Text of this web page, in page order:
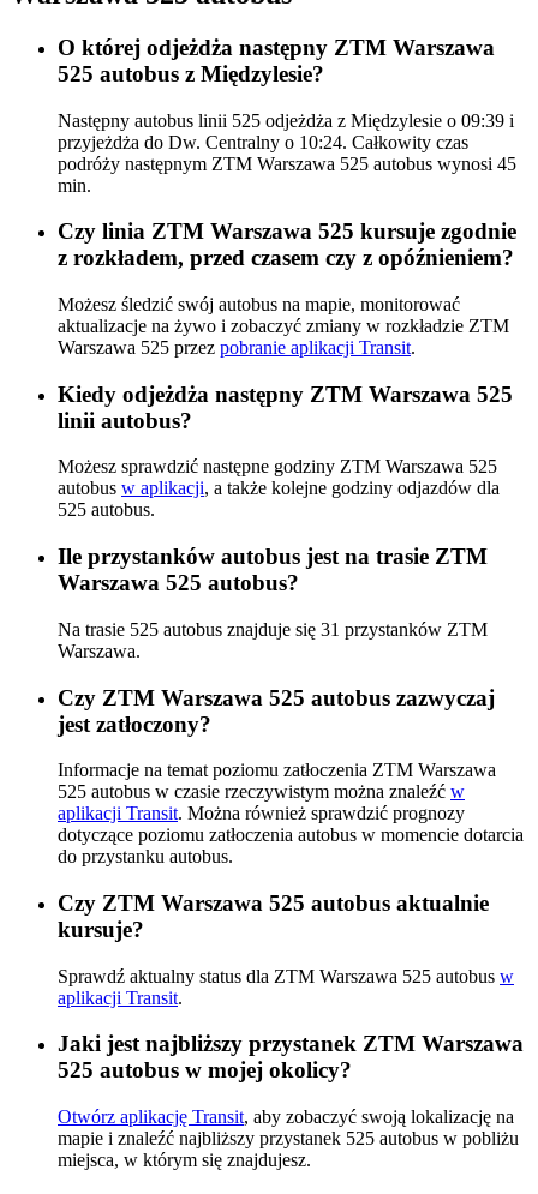
O której odjeżdża następny ZTM Warszawa
525 autobus z Międzylesie?
Następny autobus linii 525 odjeżdża z Międzylesie o 09:39 i
przyjeżdża do Dw. Centralny o 10:24. Całkowity czas
podróży następnym ZTM Warszawa 525 autobus wynosi 45
min.
Czy linia ZTM Warszawa 525 kursuje zgodnie
z rozkładem, przed czasem czy z opóźnieniem?
Możesz śledzić swój autobus na mapie, monitorować
aktualizacje na żywo i zobaczyć zmiany w rozkładzie ZTM
Warszawa 525 przez pobranie aplikacji Transit.
Kiedy odjeżdża następny ZTM Warszawa 525
linii autobus?
Możesz sprawdzić następne godziny ZTM Warszawa 525
autobus w aplikacji, a także kolejne godziny odjazdów dla
525 autobus.
Ile przystanków autobus jest na trasie ZTM
Warszawa 525 autobus?
Na trasie 525 autobus znajduje się 31 przystanków ZTM
Warszawa.
Czy ZTM Warszawa 525 autobus zazwyczaj
jest zatłoczony?
Informacje na temat poziomu zatłoczenia ZTM Warszawa
525 autobus w czasie rzeczywistym można znaleźć w
aplikacji Transit. Można również sprawdzić prognozy
dotyczące poziomu zatłoczenia autobus w momencie dotarcia
do przystanku autobus.
Czy ZTM Warszawa 525 autobus aktualnie
kursuje?
Sprawdź aktualny status dla ZTM Warszawa 525 autobus w
aplikacji Transit.
Jaki jest najbliższy przystanek ZTM Warszawa
525 autobus w mojej okolicy?
Otwórz aplikację Transit, aby zobaczyć swoją lokalizację na
mapie i znaleźć najbliższy przystanek 525 autobus w pobliżu
miejsca, w którym się znajdujesz.